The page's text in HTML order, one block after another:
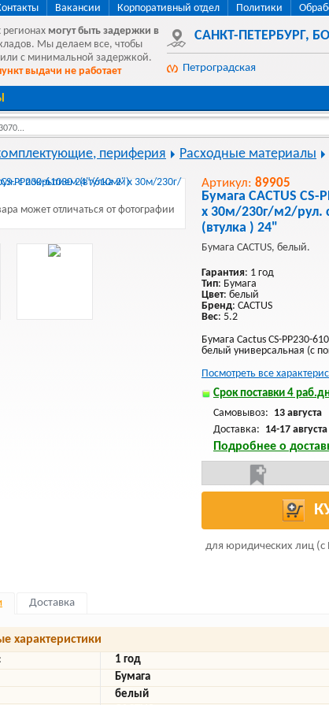
Вакансии Корпоративный отдел Политики
регионах могут быть задержки в
Мы делаем все, чтобы
или с минимальной задержкой.
выдачи не работает
САНКТ-ПЕТЕРБУРГ,
Петроградская
периферия Расходные материалы
может отличаться от фотографии
Артикул: 89905
Бумага CACTUS
x 30м/230г/м2/рул.
(втулка ) 24"
Бумага CACTUS, белый.
Гарантия: 1 год
Тип: Бумага
Цвет: белый
Бренд: CACTUS
Вес: 5.2
Бумага Cactus CS-PP230-
белый универсальная (с
Посмотреть все
Срок поставки 4
Самовывоз: 13 августа
Доставка: 14-17 августа
Подробнее о
для юридических лиц
Доставка
характеристики
1 год
Бумага
белый